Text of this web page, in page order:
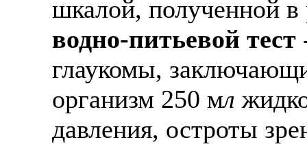
шкалой, полученной в
водно-питьевой тест
глаукомы,
организм 250 мл
давления, остроты